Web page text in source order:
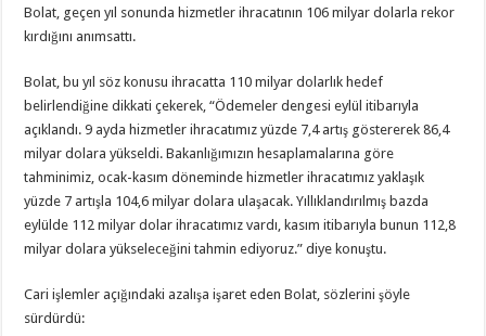
Bolat, geçen yıl sonunda hizmetler ihracatının 106 milyar dolarla rekor
kırdığını anımsattı.
Bolat, bu yıl söz konusu ihracatta 110 milyar dolarlık hedef
belirlendiğine dikkati çekerek, “Ödemeler dengesi eylül itibarıyla
açıklandı. 9 ayda hizmetler ihracatımız yüzde 7,4 artış göstererek 86,4
milyar dolara yükseldi. Bakanlığımızın hesaplamalarına göre
tahminimiz, ocak-kasım döneminde hizmetler ihracatımız yaklaşık
yüzde 7 artışla 104,6 milyar dolara ulaşacak. Yıllıklandırılmış bazda
eylülde 112 milyar dolar ihracatımız vardı, kasım itibarıyla bunun 112,8
milyar dolara yükseleceğini tahmin ediyoruz.” diye konuştu.
Cari işlemler açığındaki azalışa işaret eden Bolat, sözlerini şöyle
sürdürdü: